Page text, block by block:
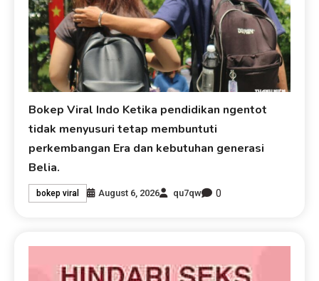
Bokep Viral Indo Ketika pendidikan ngentot
tidak menyusuri tetap membuntuti
perkembangan Era dan kebutuhan generasi
Belia.
bokep viral August 6, 2026 qu7qw 0